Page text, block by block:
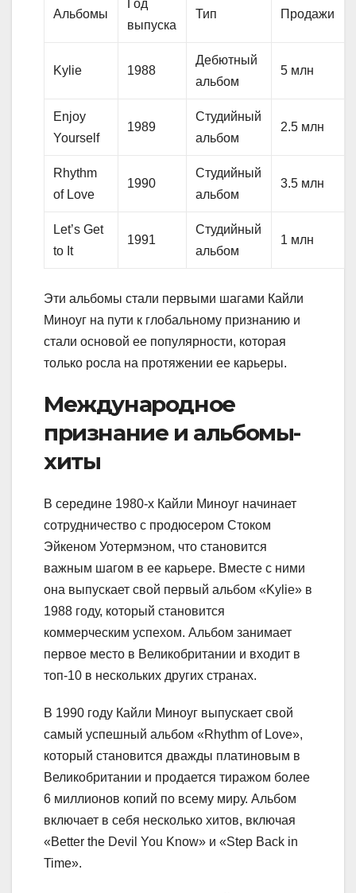
Альбомы
Год
выпуска
Тип Продажи
Kylie 1988
Дебютный
альбом
5 млн
Enjoy
Yourself
1989
Студийный
альбом
2.5 млн
Rhythm
of Love
1990
Студийный
альбом
3.5 млн
Let’s Get
to It
1991
Студийный
альбом
1 млн
Эти альбомы стали первыми шагами Кайли
Миноуг на пути к глобальному признанию и
стали основой ее популярности, которая
только росла на протяжении ее карьеры.
Международное
признание и альбомы-
хиты
В середине 1980-х Кайли Миноуг начинает
сотрудничество с продюсером Стоком
Эйкеном Уотермэном, что становится
важным шагом в ее карьере. Вместе с ними
она выпускает свой первый альбом «Kylie» в
1988 году, который становится
коммерческим успехом. Альбом занимает
первое место в Великобритании и входит в
топ-10 в нескольких других странах.
В 1990 году Кайли Миноуг выпускает свой
самый успешный альбом «Rhythm of Love»,
который становится дважды платиновым в
Великобритании и продается тиражом более
6 миллионов копий по всему миру. Альбом
включает в себя несколько хитов, включая
«Better the Devil You Know» и «Step Back in
Time».